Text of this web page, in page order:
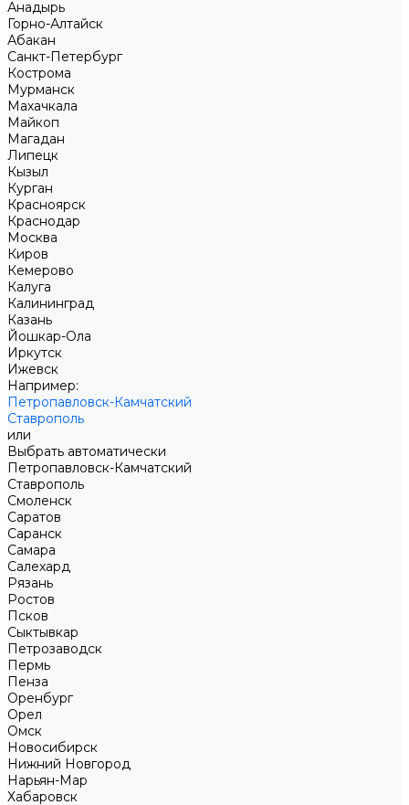
Анадырь
Горно-Алтайск
Абакан
Санкт-Петербург
Кострома
Мурманск
Махачкала
Майкоп
Магадан
Липецк
Кызыл
Курган
Красноярск
Краснодар
Москва
Киров
Кемерово
Калуга
Калининград
Казань
Йошкар-Ола
Иркутск
Ижевск
Например:
Петропавловск-Камчатский
Ставрополь
или
Выбрать автоматически
Петропавловск-Камчатский
Ставрополь
Смоленск
Саратов
Саранск
Самара
Салехард
Рязань
Ростов
Псков
Сыктывкар
Петрозаводск
Пермь
Пенза
Оренбург
Орел
Омск
Новосибирск
Нижний Новгород
Нарьян-Мар
Хабаровск